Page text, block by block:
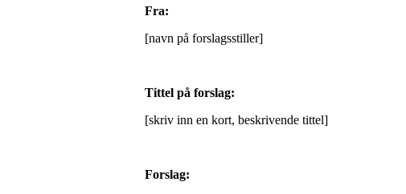
Fra:
[navn på forslagsstiller]
Tittel på forslag:
[skriv inn en kort, beskrivende tittel]
Forslag: